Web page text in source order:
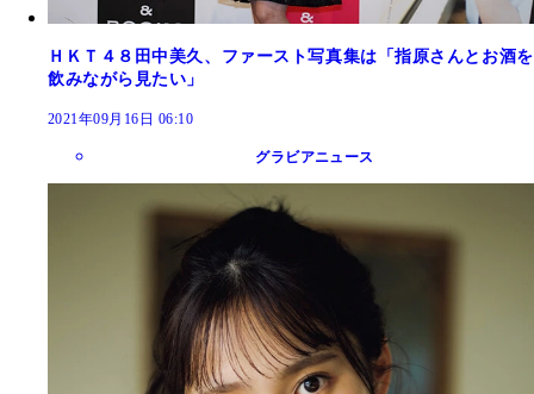
ＨＫＴ４８田中美久、ファースト写真集は「指原さんとお酒を
飲みながら見たい」
2021年09月16日 06:10
グラビアニュース